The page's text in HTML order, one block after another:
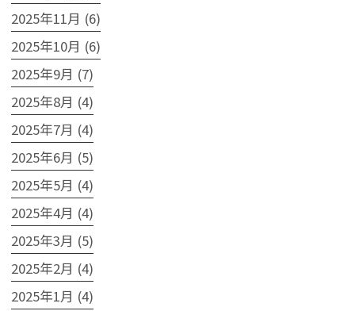
2025年11月 (6)
2025年10月 (6)
2025年9月 (7)
2025年8月 (4)
2025年7月 (4)
2025年6月 (5)
2025年5月 (4)
2025年4月 (4)
2025年3月 (5)
2025年2月 (4)
2025年1月 (4)